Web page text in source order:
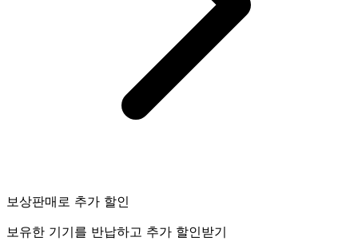
보상판매로 추가 할인
보유한 기기를 반납하고 추가 할인받기